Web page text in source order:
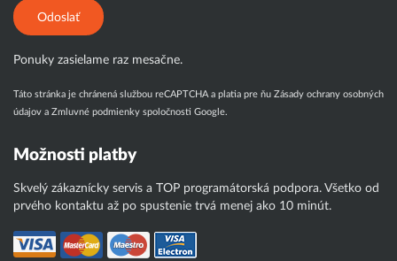
Odoslať
Ponuky zasielame raz mesačne.
Táto stránka je chránená službou reCAPTCHA a platia pre ňu Zásady ochrany osobných
údajov a Zmluvné podmienky spoločnosti Google.
Možnosti platby
Skvelý zákaznícky servis a TOP programátorská podpora. Všetko od
prvého kontaktu až po spustenie trvá menej ako 10 minút.